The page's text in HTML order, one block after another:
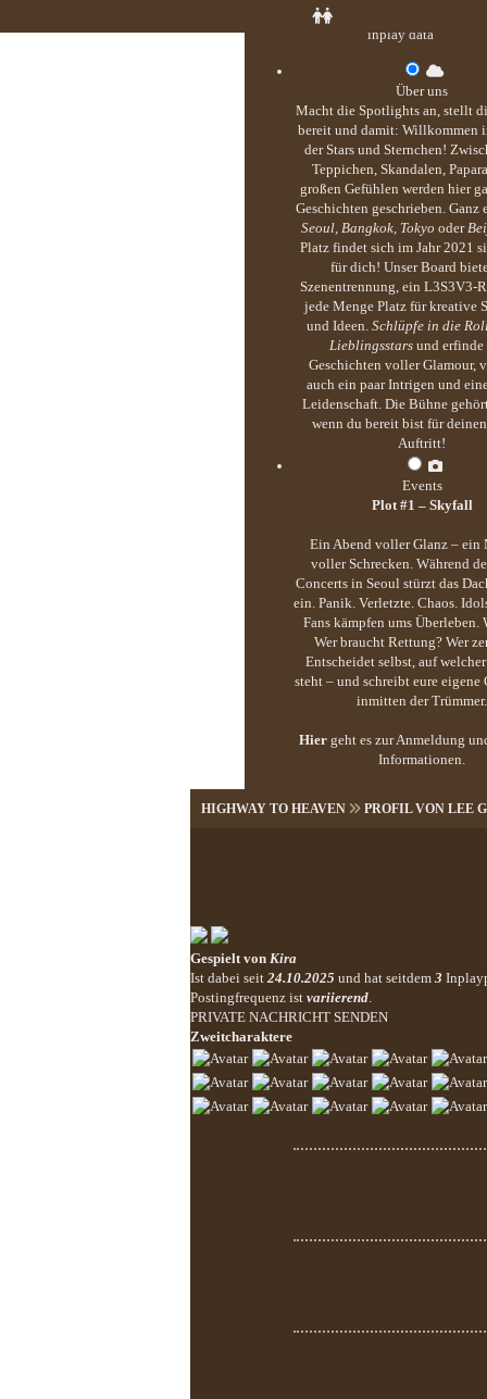
inplay data
Über uns
Macht die Spotlights an, stellt
bereit und damit: Willkommen
der Stars und Sternchen!
Teppichen, Skandalen,
großen Gefühlen werden hier
Geschichten geschrieben. Ganz
Seoul, Bangkok, Tokyo oder
Platz findet sich im Jahr 2021
für dich! Unser Board
Szenentrennung, ein L3S3V3-
jede Menge Platz für kreative
und Ideen. Schlüpfe in die
Lieblingsstarsund erfinde
Geschichten voller Glamour,
auch ein paar Intrigen und
Leidenschaft. Die Bühne
wenn du bereit bist für
Auftritt!
Events
Plot #1 – Skyfall
Ein Abend voller Glanz – ein
voller Schrecken. Während
Concerts in Seoul stürzt das
ein. Panik. Verletzte. Chaos.
Fans kämpfen ums Überleben.
Wer braucht Rettung? Wer
Entscheidet selbst, auf
steht – und schreibt eure eigene
inmitten der Trümmer.
Hier geht es zur Anmeldung
Informationen.
HIGHWAY TO HEAVEN PROFIL VON LEE
Gespielt von Kira
Ist dabei seit 24.10.2025 und hat seitdem 3
Postingfrequenz ist variierend.
PRIVATE NACHRICHT SENDEN
Zweitcharaktere